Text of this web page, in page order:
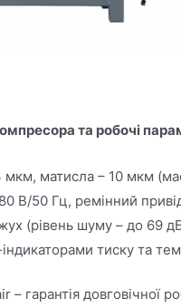
та робочі
матисла – 10 мкм
В/50 Гц, ремінний
(рівень шуму – до 69
тиску та
– гарантія довговічної